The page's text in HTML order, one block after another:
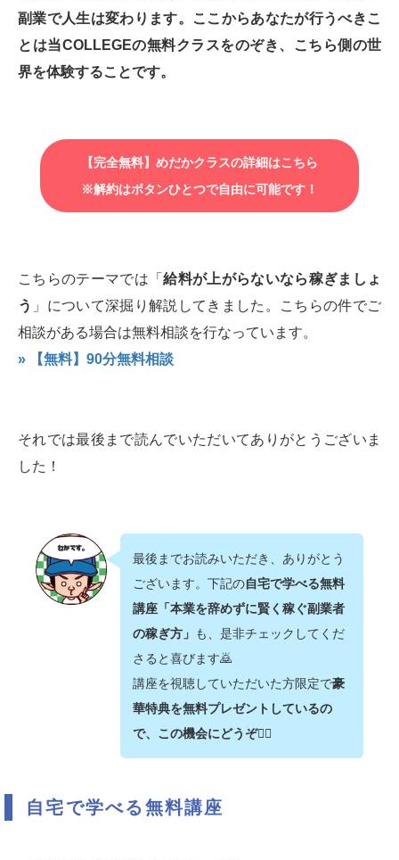
副業で人生は変わります。ここからあなたが行うべきこ
とは当COLLEGEの無料クラスをのぞき、こちら側の世
界を体験することです。
【完全無料】めだかクラスの詳細はこちら
※解約はボタンひとつで自由に可能です！
こちらのテーマでは「給料が上がらないなら稼ぎましょ
う 」について深掘り解説してきました。こちらの件でご
相談がある場合は無料相談を行なっています。
» 【無料】90分無料相談
それでは最後まで読んでいただいてありがとうございま
した！
最後までお読みいただき、ありがとう
ございます。下記の自宅で学べる無料
講座「本業を辞めずに賢く稼ぐ副業者
の稼ぎ方」 も、是非チェックしてくだ
さると喜びます🙇‍
講座を視聴していただいた方限定で豪
華特典を無料プレゼントしているの
で、この機会にどうぞ💁‍♂️
自宅で学べる無料講座